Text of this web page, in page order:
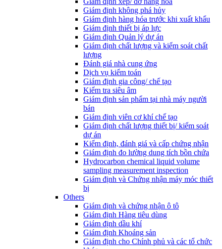
Giám định không phá hủy
Giám định hàng hóa trước khi xuất khẩu
Giám định thiết bị áp lực
Giám định Quản lý dự án
Giám định chất lượng và kiểm soát chất
lượng
Đánh giá nhà cung ứng
Dịch vụ kiểm toán
Giám định gia công/ chế tạo
Kiểm tra siêu âm
Giám định sản phẩm tại nhà máy người
bán
Giám định viên cơ khí chế tạo
Giám định chất lượng thiết bị/ kiểm soát
dự án
Kiểm định, đánh giá và cấp chứng nhận
Giám định đo lường dung tích bồn chứa
Hydrocarbon chemical liquid volume
sampling measurement inspection
Giám định và Chứng nhận máy móc thiết
bị
Others
Giám định và chứng nhận ô tô
Giám định Hàng tiêu dùng
Giám định dầu khí
Giám định Khoáng sản
Giám định cho Chính phủ và các tổ chức